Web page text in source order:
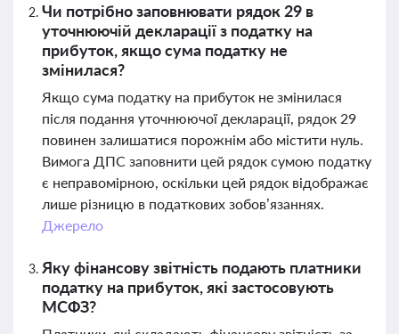
Чи потрібно заповнювати рядок 29 в
уточнюючій декларації з податку на
прибуток, якщо сума податку не
змінилася?
Якщо сума податку на прибуток не змінилася
після подання уточнюючої декларації, рядок 29
повинен залишатися порожнім або містити нуль.
Вимога ДПС заповнити цей рядок сумою податку
є неправомірною, оскільки цей рядок відображає
лише різницю в податкових зобов’язаннях.
Джерело
Яку фінансову звітність подають платники
податку на прибуток, які застосовують
МСФЗ?